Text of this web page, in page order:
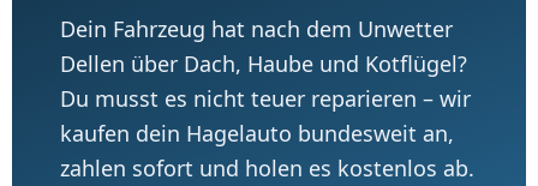
Dein Fahrzeug hat nach dem Unwetter
Dellen über Dach, Haube und Kotflügel?
Du musst es nicht teuer reparieren – wir
kaufen dein Hagelauto bundesweit an,
zahlen sofort und holen es kostenlos ab.